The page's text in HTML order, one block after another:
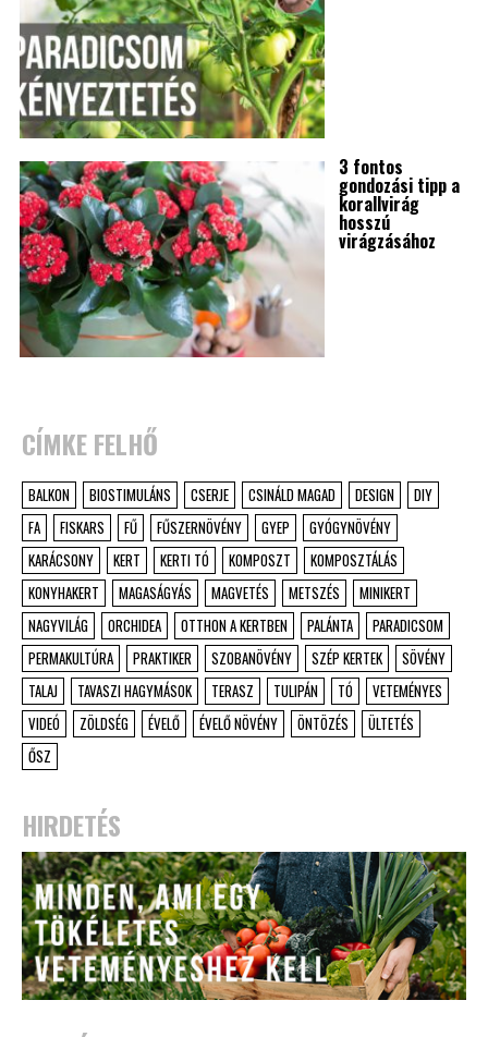
3 fontos
gondozási tipp a
korallvirág
hosszú
virágzásához
CÍMKE FELHŐ
BALKON BIOSTIMULÁNS CSERJE CSINÁLD MAGAD DESIGN
DIY
FA
FISKARS FŰ FŰSZERNÖVÉNY GYEP
GYÓGYNÖVÉNY
KARÁCSONY
KERT KERTI TÓ KOMPOSZT
KOMPOSZTÁLÁS
KONYHAKERT
MAGASÁGYÁS MAGVETÉS METSZÉS
MINIKERT
NAGYVILÁG
ORCHIDEA OTTHON A KERTBEN PALÁNTA
PARADICSOM
PERMAKULTÚRA
PRAKTIKER SZOBANÖVÉNY SZÉP KERTEK
SÖVÉNY
TALAJ
TAVASZI HAGYMÁSOK TERASZ TULIPÁN TÓ
VETEMÉNYES
VIDEÓ
ZÖLDSÉG ÉVELŐ ÉVELŐ NÖVÉNY ÖNTÖZÉS
ÜLTETÉS
ŐSZ
HIRDETÉS